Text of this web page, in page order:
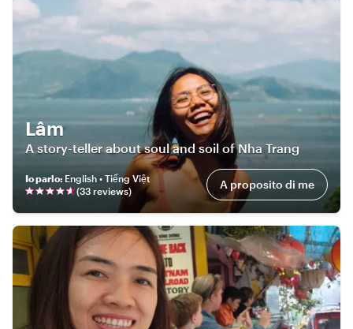
Lâm
A story-teller about soul and soil of Nha Trang
Io parlo: English • Tiếng Việt
(33 reviews) A proposito di me